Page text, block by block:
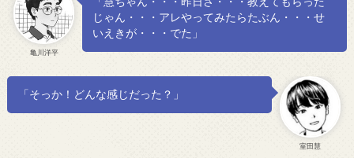
亀川洋平
じゃん・・・アレやってみたらたぶん・・・せ
いえきが・・・でた」
室田慧
「そっか！どんな感じだった？」